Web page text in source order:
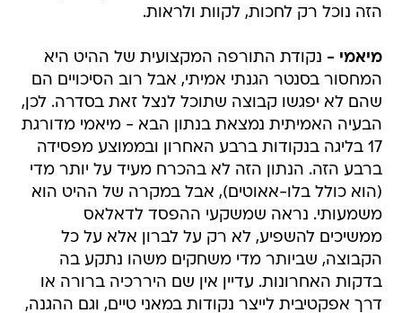
הזה נוכל רק לחכות, לקוות ולראות.
מיאמי - נקודת התורפה המקצועית של ההיט היא
המחסור בסנטר הגנתי אמיתי, אבל רוב הסיכויים הם
שהם לא יפגשו קבוצה שתוכל לנצל זאת בסדרה. לכן,
הבעיה האמיתית נמצאת בנתון הבא - מיאמי מדורגת
17 בליגה בנקודות ברבע האחרון ובממוצע מפסידה
ברבע הזה. הנתון הזה לא בהכרח מעיד על יותר מדי
(הוא כולל בלו-אאוטים), אבל במקרה של ההיט הוא
משמעותי. נראה שמשקעי ההפסד לדאלאס
ממשיכים להשפיע, לא רק על לברון אלא על כל
הקבוצה, שביותר מדי משחקים משהו נתקע בה
בדקות האחרונות. עדיין אין שם היררכיה ברורה או
דרך אפקטיבית לייצר נקודות במאני טיים, וגם ההגנה,